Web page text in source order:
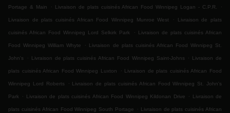
Portage & Main . Livraison de plats cuisinés African Food Winnipeg Logan - C.P.R. .
Livraison de plats cuisinés African Food Winnipeg Munroe West . Livraison de plats
cuisinés African Food Winnipeg Lord Selkirk Park . Livraison de plats cuisinés African
Food Winnipeg William Whyte . Livraison de plats cuisinés African Food Winnipeg St.
John's . Livraison de plats cuisinés African Food Winnipeg Saint-Johns . Livraison de
plats cuisinés African Food Winnipeg Luxton . Livraison de plats cuisinés African Food
Winnipeg Lord Roberts . Livraison de plats cuisinés African Food Winnipeg St. John's
Park . Livraison de plats cuisinés African Food Winnipeg Kildonan Drive . Livraison de
plats cuisinés African Food Winnipeg South Portage . Livraison de plats cuisinés African